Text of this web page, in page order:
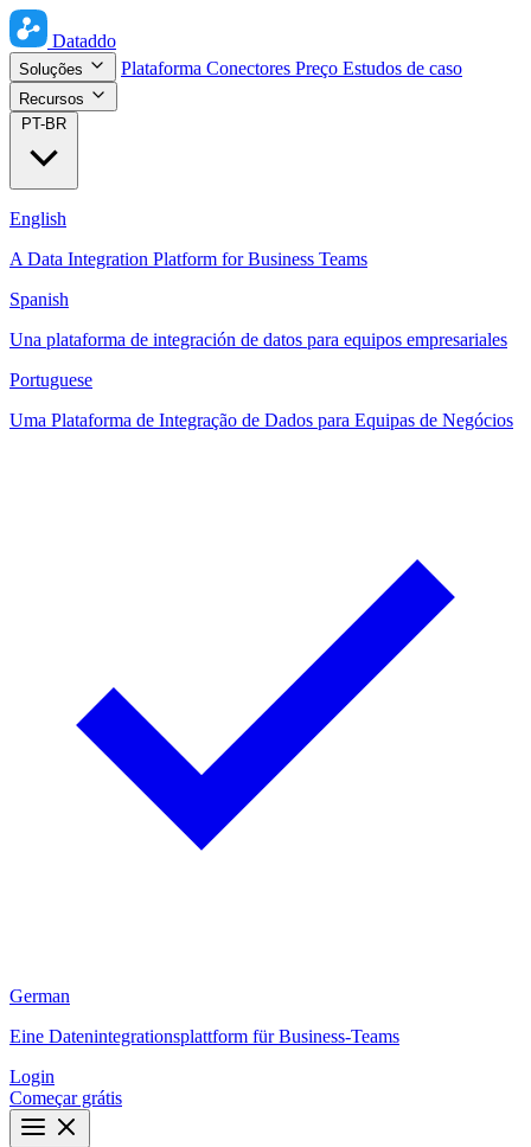
Dataddo
Soluções Plataforma Conectores Preço Estudos de caso
Recursos
PT-BR
English
A Data Integration Platform for Business Teams
Spanish
Una plataforma de integración de datos para equipos empresariales
Portuguese
Uma Plataforma de Integração de Dados para Equipas de Negócios
German
Eine Datenintegrationsplattform für Business-Teams
Login
Começar grátis